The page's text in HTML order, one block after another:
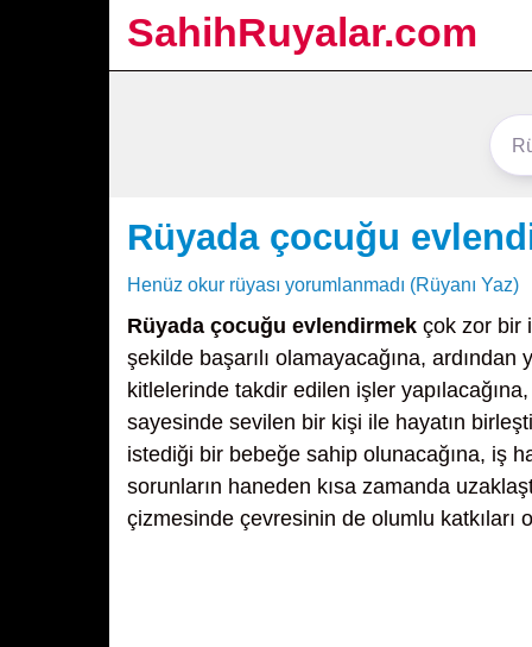
SahihRuyalar.com
Rüyada çocuğu
Henüz okur rüyası yorumlanmadı (Rüyanı Yaz)
Rüyada çocuğu evlendirmek çok zor bir
şekilde başarılı olamayacağına,
kitlelerinde takdir edilen işler
sayesinde sevilen bir kişi ile hayatın
istediği bir bebeğe sahip olunacağına, iş
sorunların haneden kısa zamanda
çizmesinde çevresinin de olumlu katkıları